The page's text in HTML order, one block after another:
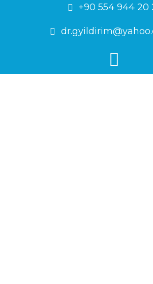
+90 554 944 20